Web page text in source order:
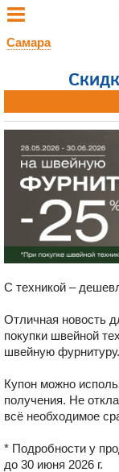
Самара
С техникой –
Отличная новость
покупки швейной
швейную
Купон можно
получения. Не
всё необходимое
* Подробности у
до 30 июня 2026 г.